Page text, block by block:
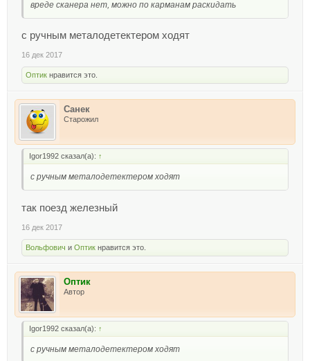
вреде сканера нет, можно по карманам раскидать
с ручным металодетектером ходят
16 дек 2017
Оптик нравится это.
Санек
Старожил
Igor1992 сказал(а): ↑
с ручным металодетектером ходят
так поезд железный
16 дек 2017
Вольфович и Оптик нравится это.
Оптик
Автор
Igor1992 сказал(а): ↑
с ручным металодетектером ходят